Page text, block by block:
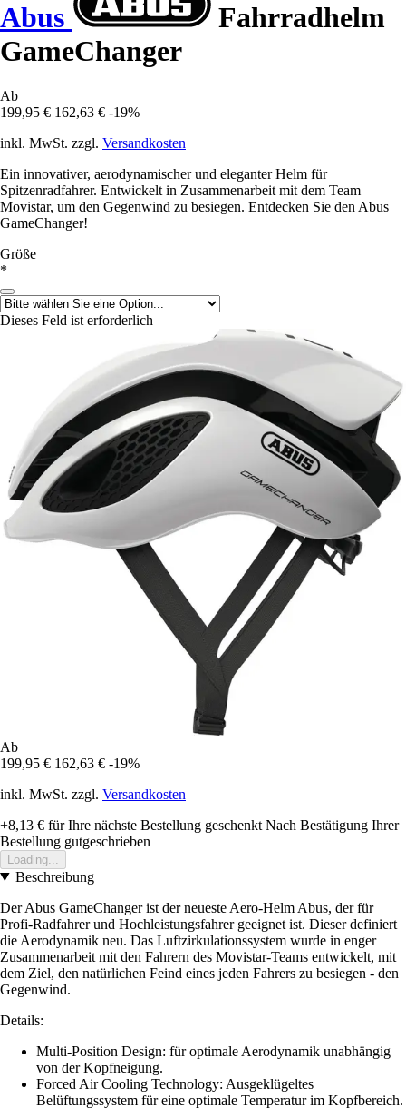
Abus
Fahrradhelm
GameChanger
Ab
199,95 € 162,63 € -19%
inkl. MwSt. zzgl. Versandkosten
Ein innovativer, aerodynamischer und eleganter Helm für
Spitzenradfahrer. Entwickelt in Zusammenarbeit mit dem Team
Movistar, um den Gegenwind zu besiegen. Entdecken Sie den Abus
GameChanger!
Größe
*
Dieses Feld ist erforderlich
Ab
199,95 € 162,63 € -19%
inkl. MwSt. zzgl. Versandkosten
+8,13 € für Ihre nächste Bestellung geschenkt Nach Bestätigung Ihrer
Bestellung gutgeschrieben
Loading...
Beschreibung
Der Abus GameChanger ist der neueste Aero-Helm Abus, der für
Profi-Radfahrer und Hochleistungsfahrer geeignet ist. Dieser definiert
die Aerodynamik neu. Das Luftzirkulationssystem wurde in enger
Zusammenarbeit mit den Fahrern des Movistar-Teams entwickelt, mit
dem Ziel, den natürlichen Feind eines jeden Fahrers zu besiegen - den
Gegenwind.
Details:
Multi-Position Design: für optimale Aerodynamik unabhängig
von der Kopfneigung.
Forced Air Cooling Technology: Ausgeklügeltes
Belüftungssystem für eine optimale Temperatur im Kopfbereich.